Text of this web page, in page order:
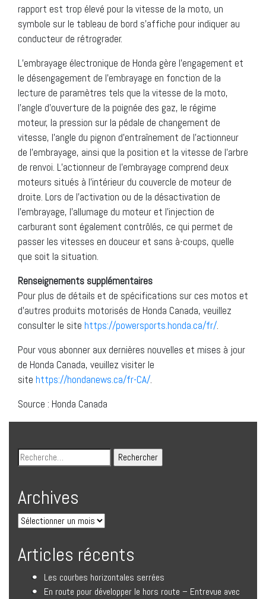
rapport est trop élevé pour la vitesse de la moto, un
symbole sur le tableau de bord s’affiche pour indiquer au
conducteur de rétrograder.
L’embrayage électronique de Honda gère l’engagement et
le désengagement de l’embrayage en fonction de la
lecture de paramètres tels que la vitesse de la moto,
l’angle d’ouverture de la poignée des gaz, le régime
moteur, la pression sur la pédale de changement de
vitesse, l’angle du pignon d’entraînement de l’actionneur
de l’embrayage, ainsi que la position et la vitesse de l’arbre
de renvoi. L’actionneur de l’embrayage comprend deux
moteurs situés à l’intérieur du couvercle de moteur de
droite. Lors de l’activation ou de la désactivation de
l’embrayage, l’allumage du moteur et l’injection de
carburant sont également contrôlés, ce qui permet de
passer les vitesses en douceur et sans à-coups, quelle
que soit la situation.
Renseignements supplémentaires
Pour plus de détails et de spécifications sur ces motos et
d’autres produits motorisés de Honda Canada, veuillez
consulter le site https://powersports.honda.ca/fr/.
Pour vous abonner aux dernières nouvelles et mises à jour
de Honda Canada, veuillez visiter le
site https://hondanews.ca/fr-CA/.
Source : Honda Canada
Archives
Articles récents
Les courbes horizontales serrées
En route pour développer le hors route – Entrevue avec